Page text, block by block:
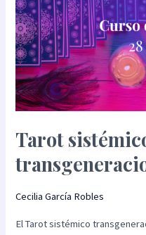
Tarot
Cecilia García Robles
El Tarot sistémico